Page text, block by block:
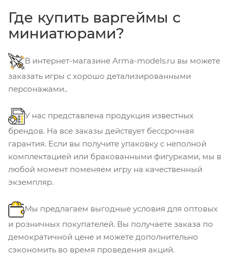
Где купить варгеймы с
миниатюрами?
В интернет-магазине Arma-models.ru вы можете
заказать игры с хорошо детализированными
персонажами..
У нас представлена продукция известных
брендов. На все заказы действует бессрочная
гарантия. Если вы получите упаковку с неполной
комплектацией или бракованными фигурками, мы в
любой момент поменяем игру на качественный
экземпляр.
Мы предлагаем выгодные условия для оптовых
и розничных покупателей. Вы получаете заказа по
демократичной цене и можете дополнительно
сэкономить во время проведения акций.